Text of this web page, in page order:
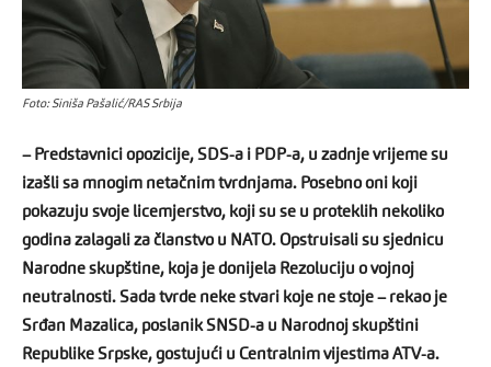
Foto: Siniša Pašalić/RAS Srbija
– Predstavnici opozicije, SDS-a i PDP-a, u zadnje vrijeme su
izašli sa mnogim netačnim tvrdnjama. Posebno oni koji
pokazuju svoje licemjerstvo, koji su se u proteklih nekoliko
godina zalagali za članstvo u NATO. Opstruisali su sjednicu
Narodne skupštine, koja je donijela Rezoluciju o vojnoj
neutralnosti. Sada tvrde neke stvari koje ne stoje – rekao je
Srđan Mazalica, poslanik SNSD-a u Narodnoj skupštini
Republike Srpske, gostujući u Centralnim vijestima ATV-a.